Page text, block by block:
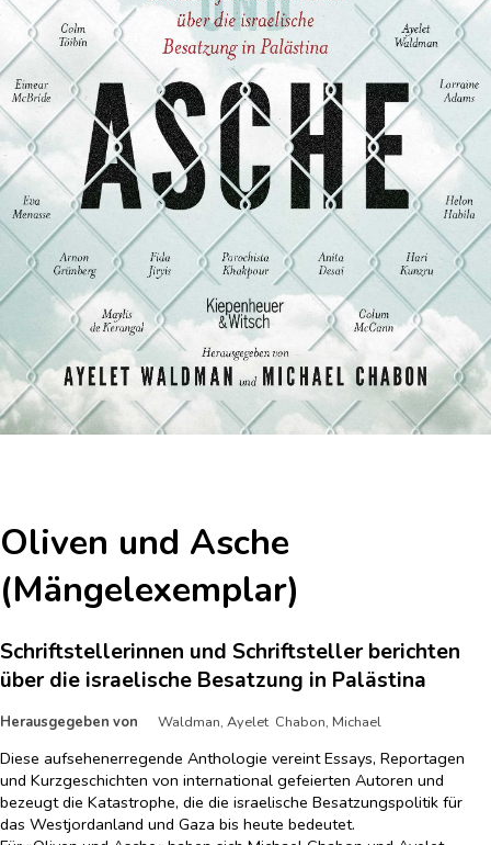
Oliven und Asche
(Mängelexemplar)
Schriftstellerinnen und Schriftsteller berichten
über die israelische Besatzung in Palästina
Herausgegeben von Waldman, Ayelet Chabon, Michael
Diese aufsehenerregende Anthologie vereint Essays, Reportagen
und Kurzgeschichten von international gefeierten Autoren und
bezeugt die Katastrophe, die die israelische Besatzungspolitik für
das Westjordanland und Gaza bis heute bedeutet.